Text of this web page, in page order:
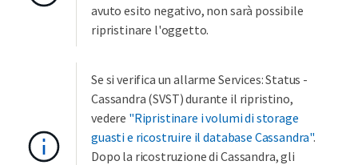
avuto esito negativo, non sarà possibile
ripristinare l'oggetto.
Se si verifica un allarme Services: Status -
Cassandra (SVST) durante il ripristino,
vedere "Ripristinare i volumi di storage
guasti e ricostruire il database Cassandra".
Dopo la ricostruzione di Cassandra, gli